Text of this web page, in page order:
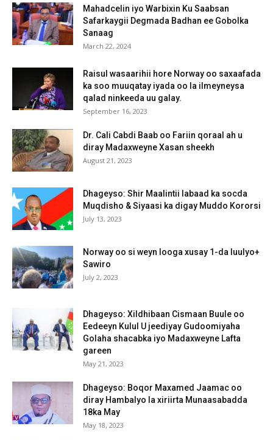
Mahadcelin iyo Warbixin Ku Saabsan
Safarkaygii Degmada Badhan ee Gobolka
Sanaag
March 22, 2024
Raisul wasaarihii hore Norway oo saxaafada
ka soo muuqatay iyada oo la ilmeyneysa
qalad ninkeeda uu galay.
September 16, 2023
Dr. Cali Cabdi Baab oo Fariin qoraal ah u
diray Madaxweyne Xasan sheekh
August 21, 2023
Dhageyso: Shir Maalintii labaad ka socda
Muqdisho & Siyaasi ka digay Muddo Kororsi
July 13, 2023
Norway oo si weyn looga xusay 1-da luulyo+
Sawiro
July 2, 2023
Dhageyso: Xildhibaan Cismaan Buule oo
Eedeeyn Kulul U jeediyay Gudoomiyaha
Golaha shacabka iyo Madaxweyne Lafta
gareen
May 21, 2023
Dhageyso: Boqor Maxamed Jaamac oo
diray Hambalyo la xiriirta Munaasabadda
18ka May
May 18, 2023